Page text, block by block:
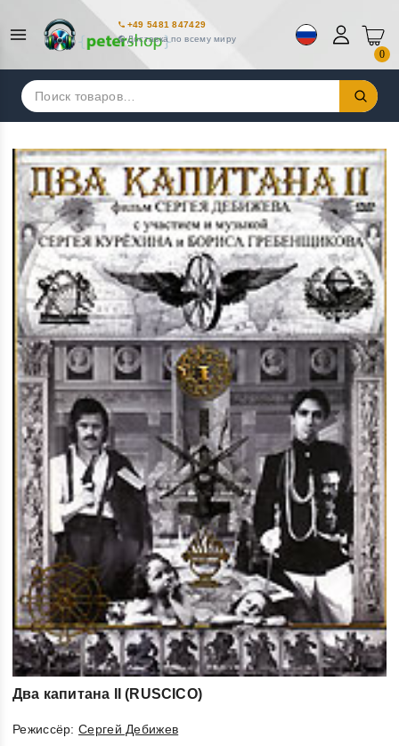
+49 5481 847429
Доставка по всему миру
0
Искать:
Два капитана II (RUSCICO)
Режиссёр:Сергей Дебижев